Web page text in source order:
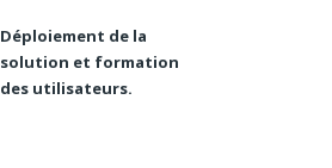
Déploiement de la
solution et formation
des utilisateurs.